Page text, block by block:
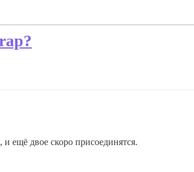
ещё двое скоро присоединятся.